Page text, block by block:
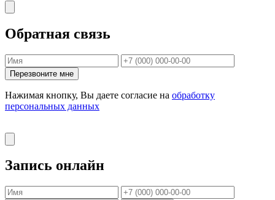
Обратная связь
Перезвоните мне
Нажимая кнопку, Вы даете согласие на обработку
персональных данных
Запись онлайн